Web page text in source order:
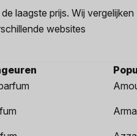
laagste prijs. Wij vergelijken
websites